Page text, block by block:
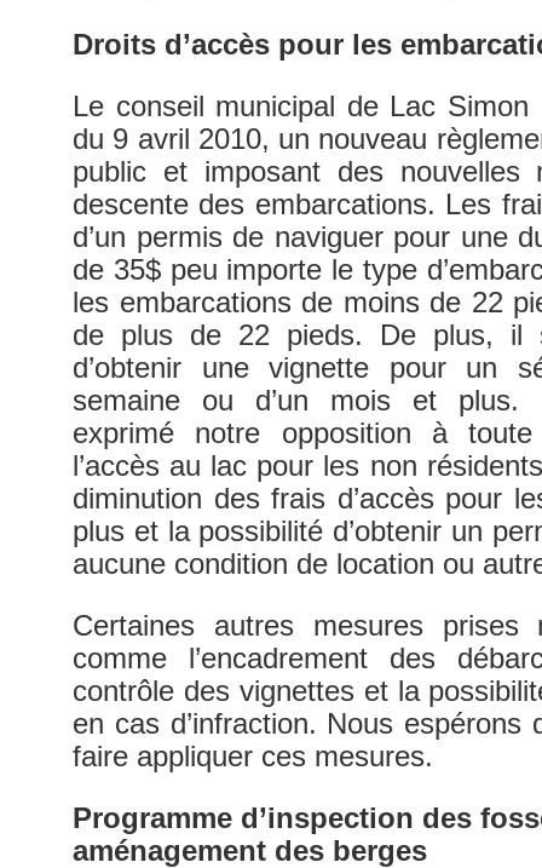
Droits d’accès pour les
Le conseil municipal de Lac
du 9 avril 2010, un nouveau
public et imposant des
descente des embarcations. Les
d’un permis de naviguer pour une
de 35$ peu importe le type
les embarcations de moins de 22
de plus de 22 pieds. De plus, il
d’obtenir une vignette pour un
semaine ou d’un mois et plus.
exprimé notre opposition à toute
l’accès au lac pour les non
diminution des frais d’accès pour
plus et la possibilité d’obtenir un
aucune condition de location ou
Certaines autres mesures prises
comme l’encadrement des
contrôle des vignettes et la
en cas d’infraction. Nous espérons
faire appliquer ces mesures.
Programme d’inspection des
aménagement des berges